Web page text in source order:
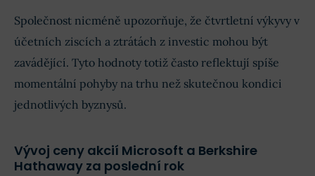
Společnost nicméně upozorňuje, že čtvrtletní výkyvy v
účetních ziscích a ztrátách z investic mohou být
zavádějící. Tyto hodnoty totiž často reflektují spíše
momentální pohyby na trhu než skutečnou kondici
jednotlivých byznysů.
Vývoj ceny akcií Microsoft a Berkshire
Hathaway za poslední rok